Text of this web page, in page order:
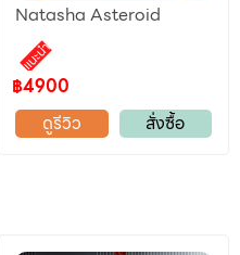
Natasha Asteroid
แนะนำ
฿4900
ดูรีวิว
สั่งซื้อ